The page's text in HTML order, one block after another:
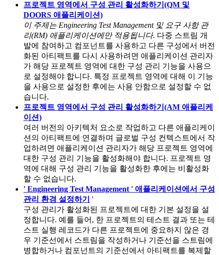
프로젝트 영역에서 구성 관리 활성화하기(QM 및
DOORS 애플리케이션)
이 주제는 Engineering Test Management및 요구 사항 관
리(RM) 애플리케이션에만 적용됩니다. 다중 스트림 개
발에 참여하고 컴포넌트를 사용하고 다른 구성에서 버전
화된 아티팩트를 다시 사용하려면 애플리케이션 관리자
가 해당 프로젝트 영역에 대한 구성 관리 기능을 사용으
로 설정해야 합니다. 특정 프로젝트 영역에 대해 이 기능
을 사용으로 설정한 후에는 사용 안함으로 설정할 수 없
습니다.
프로젝트 영역에서 구성 관리 활성화하기(AM 애플리케
이션)
여러 버전의 아키텍처 요소로 작업하고 다른 애플리케이
션의 아티팩트에 연결하며 글로벌 구성 컨텍스트에서 작
업하려면 애플리케이션 관리자가 해당 프로젝트 영역에
대한 구성 관리 기능을 활성화해야 합니다. 프로젝트 영
역에 대해 구성 관리 기능을 활성화한 후에는 비활성화
할 수 없습니다.
' Engineering Test Management ' 애플리케이션에서 구성
관리 환경 설정하기 '
구성 관리가 활성화된 프로젝트에 대한 기본 설정을 설
정합니다. 예를 들어, 한 프로젝트의 테스트 결과 또는 테
스트 실행 레코드가 다른 프로젝트에 중요하지 않은 경
우 기준선에서 스트림을 작성하거나 기준선을 스트림에
병합하거나 컴포넌트의 기준선에서 아티팩트를 복제할